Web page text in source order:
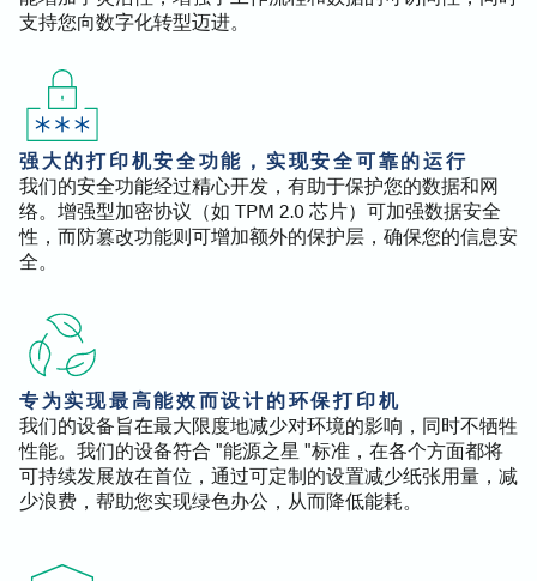
支持您向数字化转型迈进。
强大的打印机安全功能，实现安全可靠的运行
我们的安全功能经过精心开发，有助于保护您的数据和网
络。增强型加密协议（如 TPM 2.0 芯片）可加强数据安全
性，而防篡改功能则可增加额外的保护层，确保您的信息安
全。
专为实现最高能效而设计的环保打印机
我们的设备旨在最大限度地减少对环境的影响，同时不牺牲
性能。我们的设备符合 "能源之星 "标准，在各个方面都将
可持续发展放在首位，通过可定制的设置减少纸张用量，减
少浪费，帮助您实现绿色办公，从而降低能耗。